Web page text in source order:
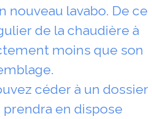
nouveau lavabo. De ce
de la chaudière à
moins que son
céder à un dossier
en dispose